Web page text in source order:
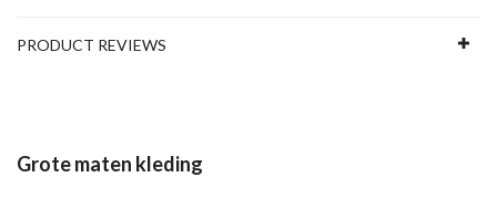
PRODUCT REVIEWS
Grote maten kleding